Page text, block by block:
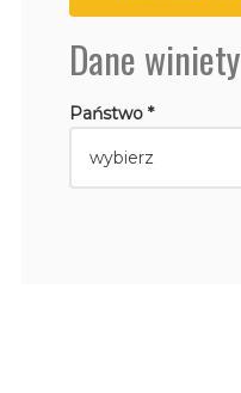
Dane winiety
Państwo *